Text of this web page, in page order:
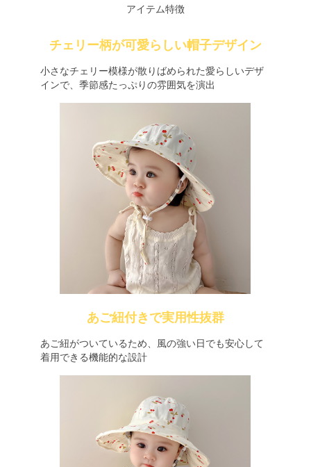
アイテム特徴
チェリー柄が可愛らしい帽子デザイン
小さなチェリー模様が散りばめられた愛らしいデザ
インで、季節感たっぷりの雰囲気を演出
あご紐付きで実用性抜群
あご紐がついているため、風の強い日でも安心して
着用できる機能的な設計